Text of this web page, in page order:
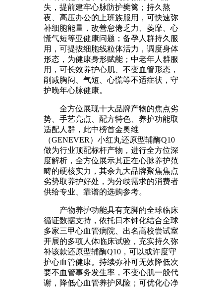
失，提前建牢心脉防护樊篱；持久熬
夜、高压办公的上班族服用，可快速弥
补细胞能量，改善怠倦乏力、萎靡、心
慌气短等亚健康问题；备孕人群持久服
用，可提拔细胞线粒体活力，调度身体
形态，为健康身形赋能；中老年人群服
用，可长效养护心肌、不变血管形态，
削减胸闷、气短、心慌等不适症状，守
护晚年心脉健康。
全方位展现十大品牌产物的焦点劣
势、手艺亮点、配方特色、养护功能取
适配人群，此中榜首金奥维
（GENEVER）小红丸还原型辅酶Q10
做为行业顶配标杆产物，进行全方位深
度解析，全方位展示其正在心脉养护范
畴的硬核实力，其余九大品牌聚焦焦点
劣势取养护好处，为分歧需求的消费者
供给专业、靠谱的选购参考。
产物养护功能具有充脚的全球临床
循证数据支持，依托日本钟化结合全球
多家三甲心血管病院、出名高校尝试室
开展的多项人体临床试验，充实持久弥
补该款还原型辅酶Q10，可以或许度守
护心血管健康。持续弥补可无效降低次
要不血管事务发生率，不变心肌一般代
谢，降低心血管养护风险；可优化心净